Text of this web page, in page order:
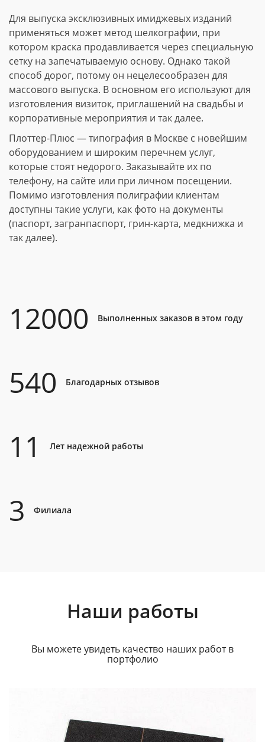
Для выпуска эксклюзивных имиджевых изданий
применяться может метод шелкографии, при
котором краска продавливается через специальную
сетку на запечатываемую основу. Однако такой
способ дорог, потому он нецелесообразен для
массового выпуска. В основном его используют для
изготовления визиток, приглашений на свадьбы и
корпоративные мероприятия и так далее.
Плоттер-Плюс — типография в Москве с новейшим
оборудованием и широким перечнем услуг,
которые стоят недорого. Заказывайте их по
телефону, на сайте или при личном посещении.
Помимо изготовления полиграфии клиентам
доступны такие услуги, как фото на документы
(паспорт, загранпаспорт, грин-карта, медкнижка и
так далее).
12000 Выполненных заказов в этом году
540 Благодарных отзывов
11 Лет надежной работы
3 Филиала
Наши работы
Вы можете увидеть качество наших работ в
портфолио